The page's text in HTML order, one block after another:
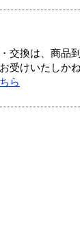
交換は、商品
受けいたしかね
ら